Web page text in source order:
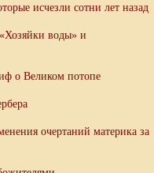
исчезли сотни лет назад
воды» и
о Великом потопе
очертаний материка за